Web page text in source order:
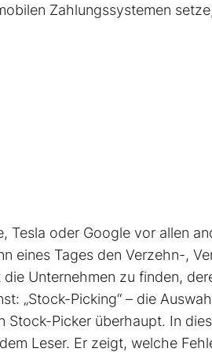
Zahlungssystemen
Tesla oder Google vor allen
eines Tages den Verzehn-,
Unternehmen zu finden,
„Stock-Picking“ – die
Picker überhaupt. In
Leser. Er zeigt, welche